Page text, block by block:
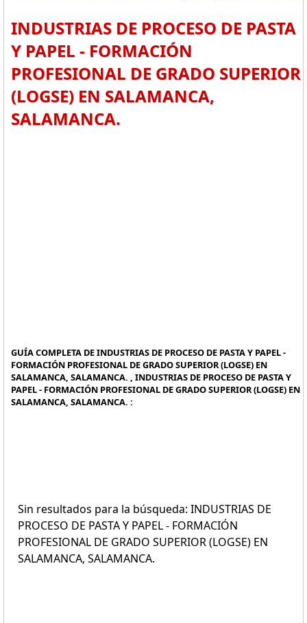
INDUSTRIAS DE PROCESO DE PASTA
Y PAPEL - FORMACIÓN
PROFESIONAL DE GRADO SUPERIOR
(LOGSE) EN SALAMANCA,
SALAMANCA.
GUÍA COMPLETA DE INDUSTRIAS DE PROCESO DE PASTA Y PAPEL -
FORMACIÓN PROFESIONAL DE GRADO SUPERIOR (LOGSE) EN
SALAMANCA, SALAMANCA. , INDUSTRIAS DE PROCESO DE PASTA Y
PAPEL - FORMACIÓN PROFESIONAL DE GRADO SUPERIOR (LOGSE) EN
SALAMANCA, SALAMANCA. :
Sin resultados para la búsqueda: INDUSTRIAS DE
PROCESO DE PASTA Y PAPEL - FORMACIÓN
PROFESIONAL DE GRADO SUPERIOR (LOGSE) EN
SALAMANCA, SALAMANCA.